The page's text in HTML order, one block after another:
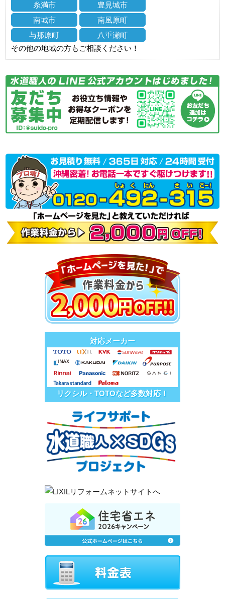
糸満市
豊見城市
南城市
南風原町
与那原町
八重瀬町
その他の地域の方もご相談ください！
対応メーカー
リクシル・TOTOなど多数対応！